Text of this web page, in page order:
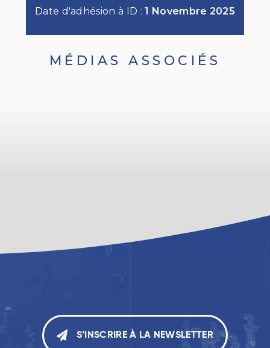
Date d'adhésion à ID :1 Novembre 2025
MÉDIAS ASSOCIÉS
S’INSCRIRE À LA NEWSLETTER